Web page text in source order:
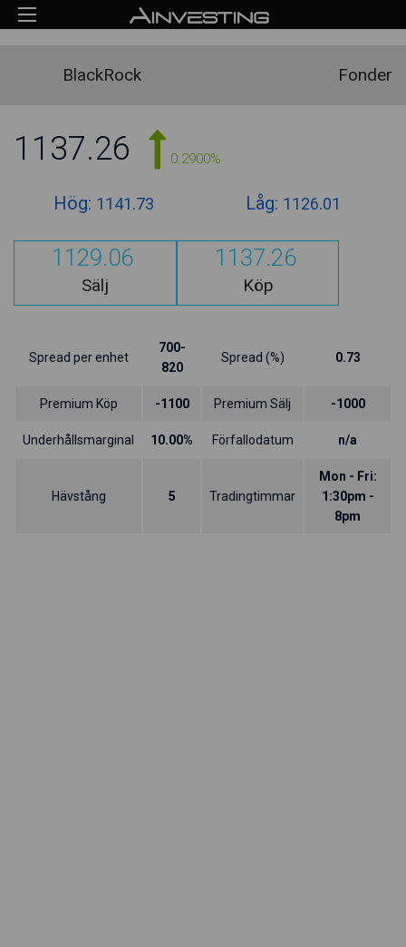
BlackRock Fonder
1137.26 0.2900%
Hög: 1141.73 Låg: 1126.01
1129.06
Sälj
1137.26
Köp
Spread per enhet
700-
820
Spread (%) 0.73
Premium Köp -1100 Premium Sälj -1000
Underhållsmarginal 10.00% Förfallodatum n/a
Hävstång 5 Tradingtimmar
Mon - Fri:
1:30pm -
8pm